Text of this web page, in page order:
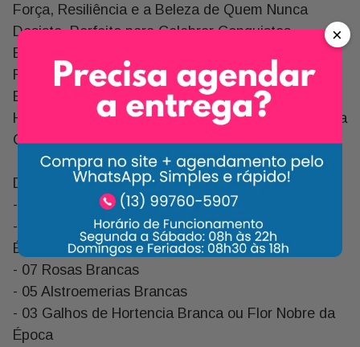
Força, Resiliência e a Beleza de Quem Nunca
Desiste. Perfeito para Celebrar Conquistas,
Encorajar em Momentos Difíceis ou Simplesmente
Reconhecer a Bravura de Alguém Especial, Este
Buquê É Mais Que Um Presente—é Uma
Homenagem Ao Espírito Indomável de Uma Pessoa
Corajosa.
Descrição:
- 12 Galhos de Folhas de Gardenia
- 05 Galhos de Folhas de Eucalipto ou Similar da
Época
- 07 Rosas Brancas
- 05 Alstroemerias Brancas
- 03 Galhos de Hortencia Branca ou Flor Nobre da
Época
×